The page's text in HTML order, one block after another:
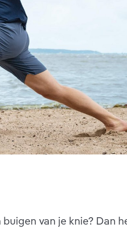
van je knie? Dan